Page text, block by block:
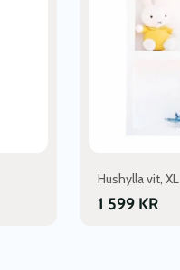
Hushylla vit, XL
1 599 KR